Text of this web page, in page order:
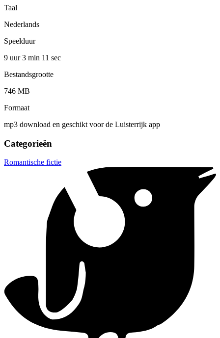
Taal
Nederlands
Speelduur
9 uur 3 min 11 sec
Bestandsgrootte
746 MB
Formaat
mp3 download en geschikt voor de Luisterrijk app
Categorieën
Romantische fictie